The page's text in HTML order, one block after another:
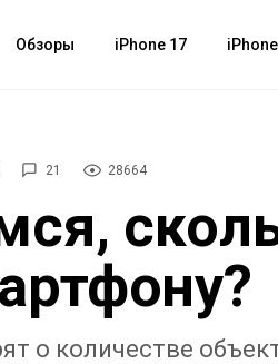
Обзоры iPhone 17
21 28664
о количестве